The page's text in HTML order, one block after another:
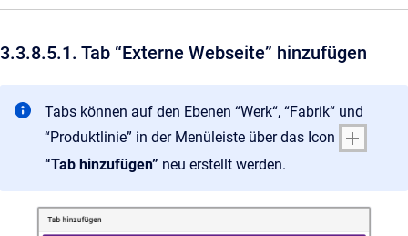
3.3.8.5.1. Tab “Externe Webseite” hinzufügen
Tabs können auf den Ebenen “Werk“, “Fabrik“ und
“Produktlinie” in der Menüleiste über das Icon
“Tab hinzufügen” neu erstellt werden.